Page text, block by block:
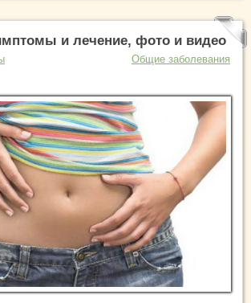
и лечение, фото и видео
Общие заболевания